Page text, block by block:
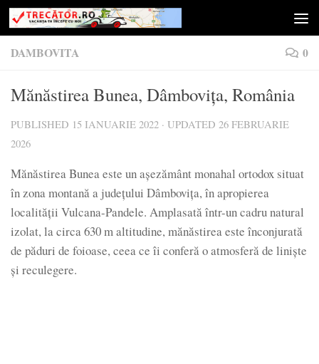
Skip to content
DAMBOVITA 0
Mănăstirea Bunea, Dâmbovița, România
PUBLISHED 15 IANUARIE 2022 · UPDATED 26 FEBRUARIE
2026
Mănăstirea Bunea este un așezământ monahal ortodox situat
în zona montană a județului Dâmbovița, în apropierea
localității Vulcana-Pandele. Amplasată într-un cadru natural
izolat, la circa 630 m altitudine, mănăstirea este înconjurată
de păduri de foioase, ceea ce îi conferă o atmosferă de liniște
și reculegere.